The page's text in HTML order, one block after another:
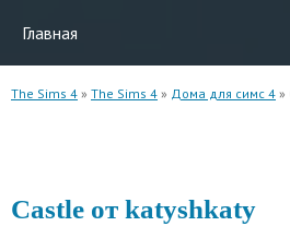
Главная
The Sims 4 » The Sims 4 » Дома для симс 4 »
Castle от katyshkaty